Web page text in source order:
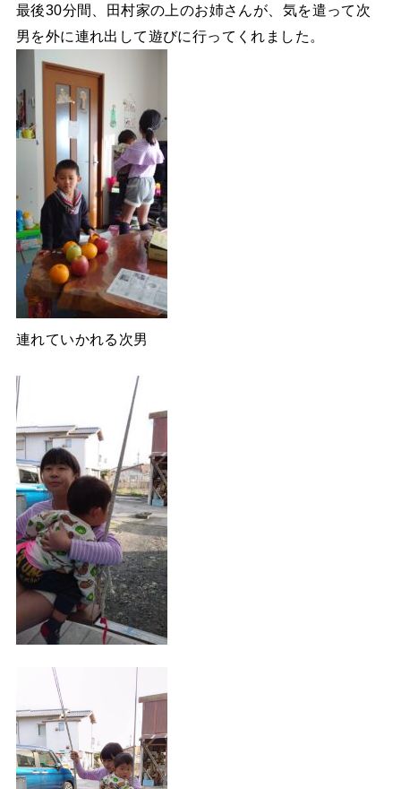
最後30分間、田村家の上のお姉さんが、気を遣って次
男を外に連れ出して遊びに行ってくれました。
連れていかれる次男